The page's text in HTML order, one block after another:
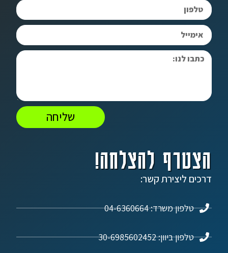
הצטרף להצלחה!
דרכים ליצירת קשר:
טלפון משרד: 04-6360664
טלפון ביוון: 30-6985602452
שליחה